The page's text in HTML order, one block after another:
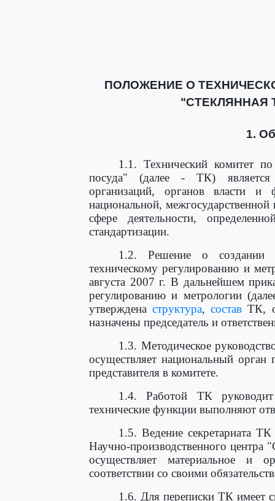
ПОЛОЖЕНИЕ О
"СТЕКЛЯННАЯ
1.
1.1. Технический комитет
посуда" (далее - ТК) является
организаций, органов власти
национальной,
сфере деятельности,
стандартизации.
1.2. Решение о создании
техническому регулированию и
августа 2007 г. В дальнейшем
регулированию и метрологии
утвержденаструктура,состав ТК,
назначены председатель и
1.3. Методическое
осуществляет национальный орган
представителя в комитете.
1.4. Работой ТК руководит
технические функции выполняют
1.5. Ведение секретариата
Научно-производственного
осуществляет материальное и
соответствии со своими
1.6. Для переписки ТК имеет